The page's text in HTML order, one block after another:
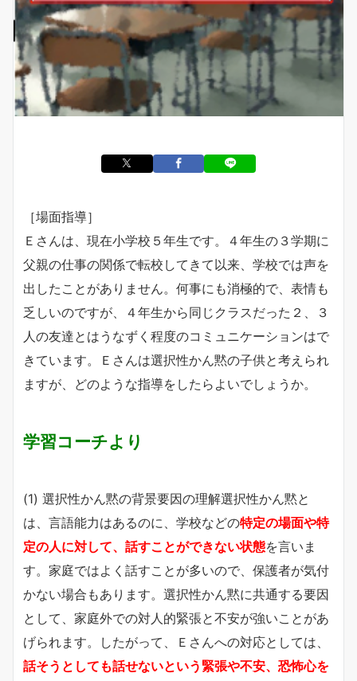
［場面指導］
Ｅさんは、現在小学校５年生です。４年生の３学期に
父親の仕事の関係で転校してきて以来、学校では声を
出したことがありません。何事にも消極的で、表情も
乏しいのですが、４年生から同じクラスだった２、３
人の友達とはうなずく程度のコミュニケーションはで
きています。Ｅさんは選択性かん黙の子供と考えられ
ますが、どのような指導をしたらよいでしょうか。
学習コーチより
(1) 選択性かん黙の背景要因の理解選択性かん黙と
は、言語能力はあるのに、学校などの特定の場面や特
定の人に対して、話すことができない状態を言いま
す。家庭ではよく話すことが多いので、保護者が気付
かない場合もあります。選択性かん黙に共通する要因
として、家庭外での対人的緊張と不安が強いことがあ
げられます。したがって、Ｅさんへの対応としては、
話そうとしても話せないという緊張や不安、恐怖心を